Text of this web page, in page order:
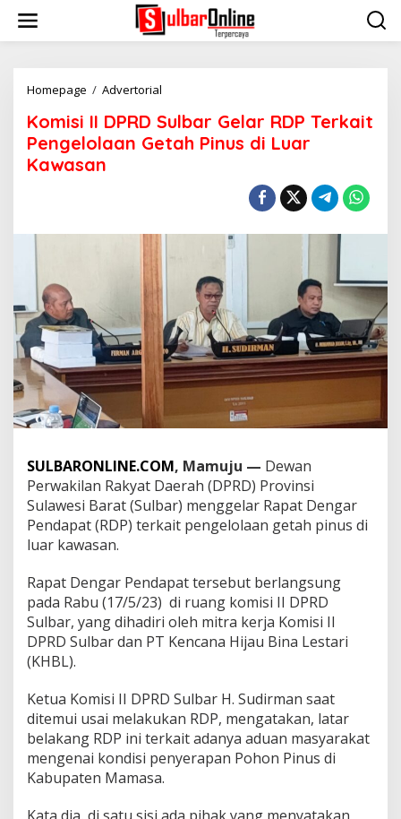
i
Homepage / Advertorial
m
i
s
P
S
b
a
r
G
a
R
D
P
T
e
i
P
e
l
o
l
a
n
e
Komisi II DPRD Sulbar Gelar RDP Terkait
Pengelolaan Getah Pinus di Luar
Kawasan
SULBARONLINE.COM, Mamuju — Dewan
Perwakilan Rakyat Daerah (DPRD) Provinsi
Sulawesi Barat (Sulbar) menggelar Rapat Dengar
Pendapat (RDP) terkait pengelolaan getah pinus di
luar kawasan.
Rapat Dengar Pendapat tersebut berlangsung
pada Rabu (17/5/23) di ruang komisi II DPRD
Sulbar, yang dihadiri oleh mitra kerja Komisi II
DPRD Sulbar dan PT Kencana Hijau Bina Lestari
(KHBL).
Ketua Komisi II DPRD Sulbar H. Sudirman saat
ditemui usai melakukan RDP, mengatakan, latar
belakang RDP ini terkait adanya aduan masyarakat
mengenai kondisi penyerapan Pohon Pinus di
Kabupaten Mamasa.